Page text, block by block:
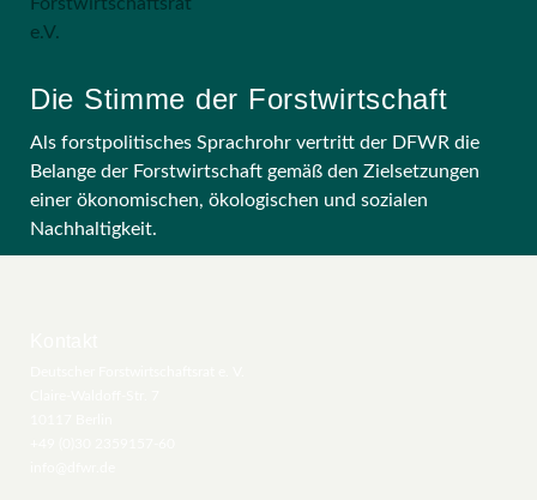
Die Stimme der Forstwirtschaft
Als forstpolitisches Sprachrohr vertritt der DFWR die
Belange der Forstwirtschaft gemäß den Zielsetzungen
einer ökonomischen, ökologischen und sozialen
Nachhaltigkeit.